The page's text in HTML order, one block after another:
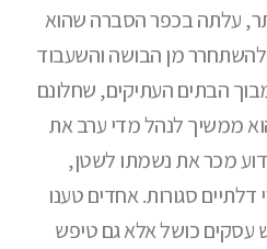
עלתה בכפר הסברה שהוא
מן הבושה והשעבוד
הבתים העתיקים, שחלונם
ממשיך לנהל מדי ערב את
מכר את נשמתו לשטן,
סגורות. אחדים טענו
עסקים כושל אלא גם טיפש